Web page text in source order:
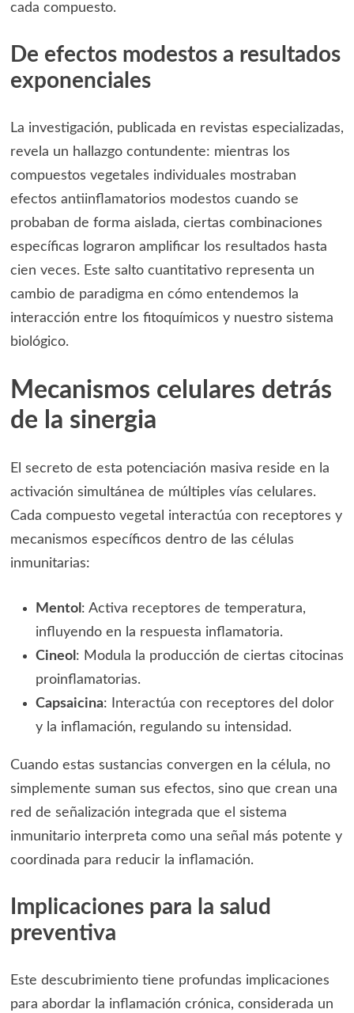
cada compuesto.
De efectos modestos a resultados
exponenciales
La investigación, publicada en revistas especializadas,
revela un hallazgo contundente: mientras los
compuestos vegetales individuales mostraban
efectos antiinflamatorios modestos cuando se
probaban de forma aislada, ciertas combinaciones
específicas lograron amplificar los resultados hasta
cien veces. Este salto cuantitativo representa un
cambio de paradigma en cómo entendemos la
interacción entre los fitoquímicos y nuestro sistema
biológico.
Mecanismos celulares detrás
de la sinergia
El secreto de esta potenciación masiva reside en la
activación simultánea de múltiples vías celulares.
Cada compuesto vegetal interactúa con receptores y
mecanismos específicos dentro de las células
inmunitarias:
Mentol : Activa receptores de temperatura,
influyendo en la respuesta inflamatoria.
Cineol : Modula la producción de ciertas citocinas
proinflamatorias.
Capsaicina: Interactúa con receptores del dolor
y la inflamación, regulando su intensidad.
Cuando estas sustancias convergen en la célula, no
simplemente suman sus efectos, sino que crean una
red de señalización integrada que el sistema
inmunitario interpreta como una señal más potente y
coordinada para reducir la inflamación.
Implicaciones para la salud
preventiva
Este descubrimiento tiene profundas implicaciones
para abordar la inflamación crónica, considerada un